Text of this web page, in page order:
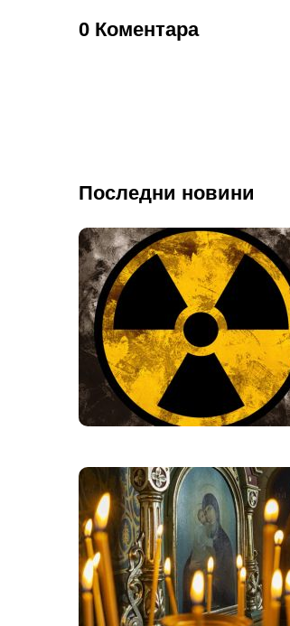
0 Коментара
Последни новини